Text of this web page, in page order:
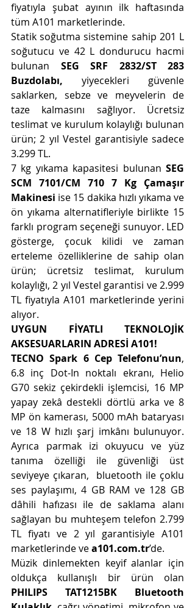
fiyatıyla şubat ayının ilk haftasında
tüm A101 marketlerinde.
Statik soğutma sistemine sahip 201 L
soğutucu ve 42 L dondurucu hacmi
bulunan SEG SRF 2832/ST 283
Buzdolabı, yiyecekleri güvenle
saklarken, sebze ve meyvelerin de
taze kalmasını sağlıyor. Ücretsiz
teslimat ve kurulum kolaylığı bulunan
ürün; 2 yıl Vestel garantisiyle sadece
3.299 TL.
7 kg yıkama kapasitesi bulunan SEG
SCM 7101/CM 710 7 Kg Çamaşır
Makinesi ise 15 dakika hızlı yıkama ve
ön yıkama alternatifleriyle birlikte 15
farklı program seçeneği sunuyor. LED
gösterge, çocuk kilidi ve zaman
erteleme özelliklerine de sahip olan
ürün; ücretsiz teslimat, kurulum
kolaylığı, 2 yıl Vestel garantisi ve 2.999
TL fiyatıyla A101 marketlerinde yerini
alıyor.
UYGUN FİYATLI TEKNOLOJİK
AKSESUARLARIN ADRESİ A101!
TECNO Spark 6 Cep Telefonu’nun,
6.8 inç Dot-In noktalı ekranı, Helio
G70 sekiz çekirdekli işlemcisi, 16 MP
yapay zekâ destekli dörtlü arka ve 8
MP ön kamerası, 5000 mAh bataryası
ve 18 W hızlı şarj imkânı bulunuyor.
Ayrıca parmak izi okuyucu ve yüz
tanıma özelliği ile güvenliği üst
seviyeye çıkaran,  bluetooth ile çoklu
ses paylaşımı, 4 GB RAM ve 128 GB
dâhili hafızası ile de saklama alanı
sağlayan bu muhteşem telefon 2.799
TL fiyatı ve 2 yıl garantisiyle A101
marketlerinde ve a101.com.tr’de.
Müzik dinlemekten keyif alanlar için
PHILIPS TAT1215BK Bluetooth